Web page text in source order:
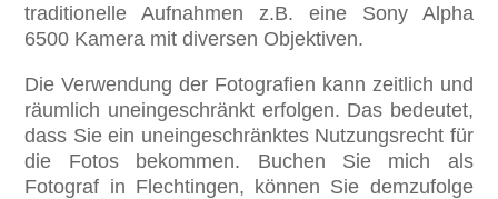
traditionelle Aufnahmen z.B. eine Sony Alpha
6500 Kamera mit diversen Objektiven.
Die Verwendung der Fotografien kann zeitlich und
räumlich uneingeschränkt erfolgen. Das bedeutet,
dass Sie ein uneingeschränktes Nutzungsrecht für
die Fotos bekommen. Buchen Sie mich als
Fotograf in Flechtingen, können Sie demzufolge